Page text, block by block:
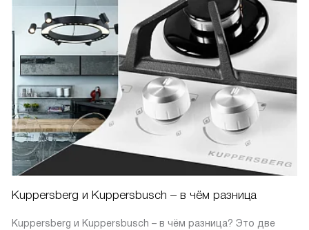
Kuppersberg и Kuppersbusch – в чём разница
Kuppersberg и Kuppersbusch – в чём разница? Это две